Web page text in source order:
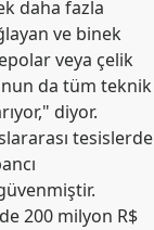
daha fazla
ve binek
veya çelik
da tüm teknik
diyor.
tesislerde
200 milyon R$